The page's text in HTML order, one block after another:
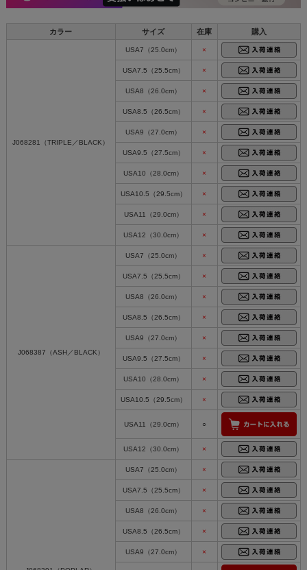
カラー サイズ 在庫 購入
J068281（TRIPLE／BLACK）
USA7（25.0cm） ×
USA7.5（25.5cm） ×
USA8（26.0cm） ×
USA8.5（26.5cm） ×
USA9（27.0cm） ×
USA9.5（27.5cm） ×
USA10（28.0cm） ×
USA10.5（29.5cm） ×
USA11（29.0cm） ×
USA12（30.0cm） ×
J068387（ASH／BLACK）
USA7（25.0cm） ×
USA7.5（25.5cm） ×
USA8（26.0cm） ×
USA8.5（26.5cm） ×
USA9（27.0cm） ×
USA9.5（27.5cm） ×
USA10（28.0cm） ×
USA10.5（29.5cm） ×
USA11（29.0cm） ○
USA12（30.0cm） ×
USA7（25.0cm） ×
USA7.5（25.5cm） ×
USA8（26.0cm） ×
USA8.5（26.5cm） ×
USA9（27.0cm） ×